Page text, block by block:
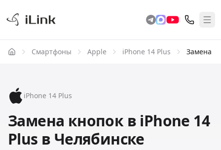
Смартфоны Apple iPhone 14 Plus Замена
iPhone 14 Plus
Замена кнопок в iPhone 14
Plus в Челябинске